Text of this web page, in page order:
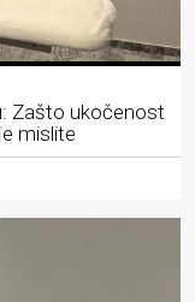
Zašto ukočenost
mislite